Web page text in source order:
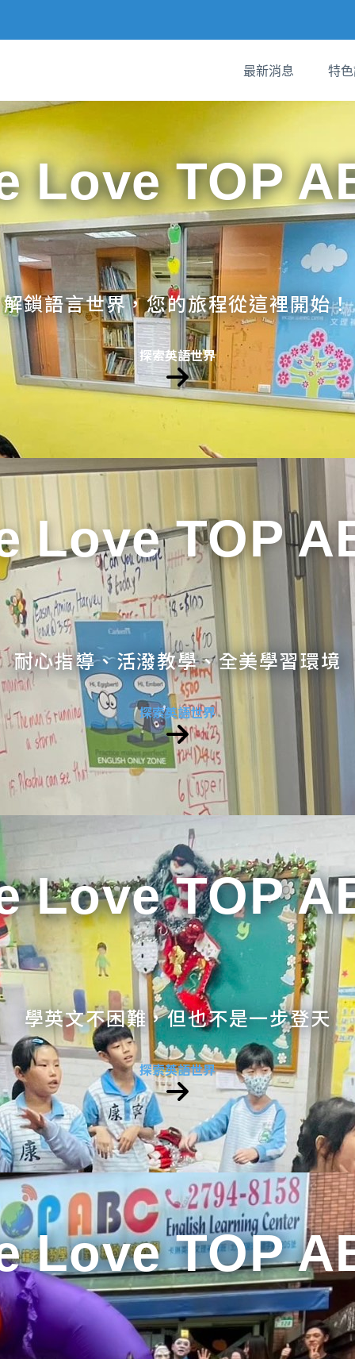
最新消息 特
Love TOP
解鎖語言世界，您的旅程從這裡開始！
探索英語世界
Love TOP
耐心指導、活潑教學、全美學習環境
探索英語世界
Love TOP
學英文不困難，但也不是一步登天
探索英語世界
Love TOP